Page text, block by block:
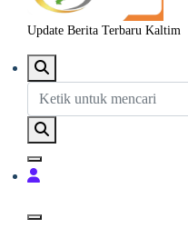
Update Berita Terbaru Kaltim